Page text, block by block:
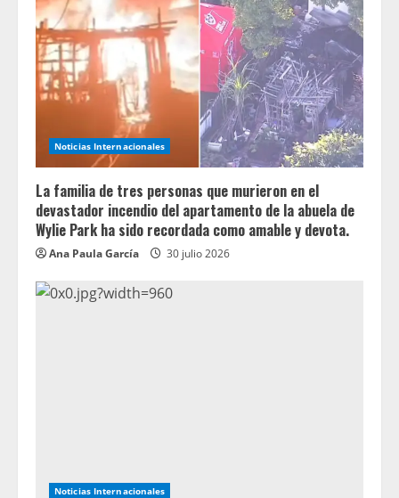
Noticias Internacionales
La familia de tres personas que murieron en el
devastador incendio del apartamento de la abuela de
Wylie Park ha sido recordada como amable y devota.
Ana Paula García 30 julio 2026
Noticias Internacionales